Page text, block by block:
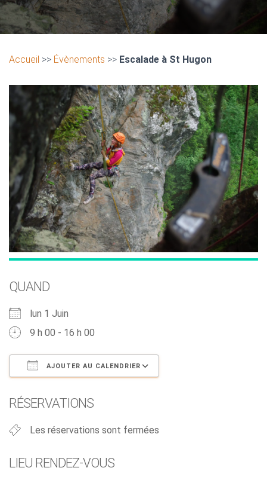
Accueil >> Évènements >> Escalade à St Hugon
QUAND
lun 1 Juin
9 h 00 - 16 h 00
AJOUTER AU CALENDRIER
RÉSERVATIONS
Les réservations sont fermées
LIEU RENDEZ-VOUS